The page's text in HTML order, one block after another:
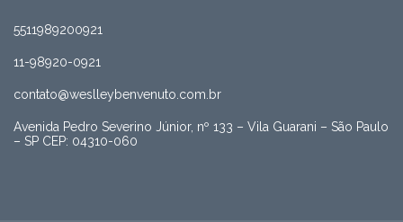
5511989200921
11-98920-0921
contato@weslleybenvenuto.com.br
Avenida Pedro Severino Júnior, nº 133 – Vila Guarani – São Paulo
– SP CEP: 04310-060